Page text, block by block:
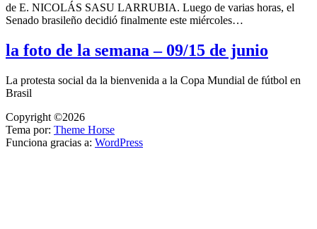
de E. NICOLÁS SASU LARRUBIA. Luego de varias horas, el
Senado brasileño decidió finalmente este miércoles…
la foto de la semana – 09/15 de junio
La protesta social da la bienvenida a la Copa Mundial de fútbol en
Brasil
Copyright ©2026
Tema por: Theme Horse
Funciona gracias a: WordPress